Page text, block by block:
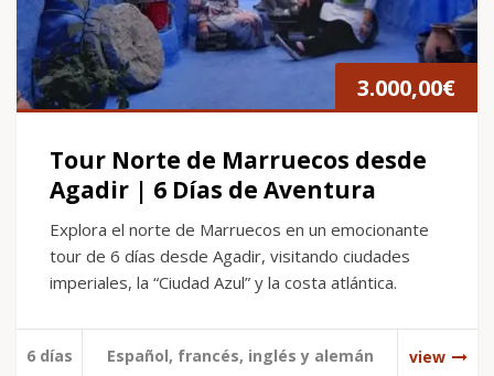
3.000,00€
Tour Norte de Marruecos desde
Agadir | 6 Días de Aventura
Explora el norte de Marruecos en un emocionante
tour de 6 días desde Agadir, visitando ciudades
imperiales, la “Ciudad Azul” y la costa atlántica.
6 días Español, francés, inglés y alemán view